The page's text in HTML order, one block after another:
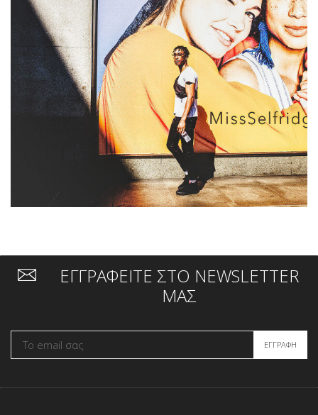
ΕΓΓΡΑΦΕΙΤΕ ΣΤΟ NEWSLETTER
ΜΑΣ